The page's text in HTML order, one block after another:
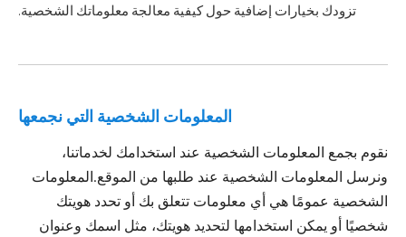
تزودك بخيارات إضافية حول كيفية معالجة معلوماتك الشخصية.
المعلومات الشخصية التي نجمعها
نقوم بجمع المعلومات الشخصية عند استخدامك لخدماتنا،
ونرسل المعلومات الشخصية عند طلبها من الموقع.المعلومات
الشخصية عمومًا هي أي معلومات تتعلق بك أو تحدد هويتك
شخصيًا أو يمكن استخدامها لتحديد هويتك، مثل اسمك وعنوان